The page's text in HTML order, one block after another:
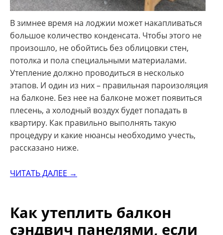
В зимнее время на лоджии может накапливаться
большое количество конденсата. Чтобы этого не
произошло, не обойтись без облицовки стен,
потолка и пола специальными материалами.
Утепление должно проводиться в несколько
этапов. И один из них – правильная пароизоляция
на балконе. Без нее на балконе может появиться
плесень, а холодный воздух будет попадать в
квартиру. Как правильно выполнять такую
процедуру и какие нюансы необходимо учесть,
рассказано ниже.
ЧИТАТЬ ДАЛЕЕ →
Как утеплить балкон
сэндвич панелями, если